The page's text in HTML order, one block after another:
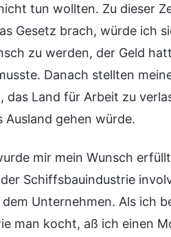
tun wollten. Zu dieser
Gesetz brach, würde ich
zu werden, der Geld
Danach stellten
das Land für Arbeit zu
Ausland gehen würde.
mir mein Wunsch
Schiffsbauindustrie
Unternehmen. Als ich
man kocht, aß ich einen